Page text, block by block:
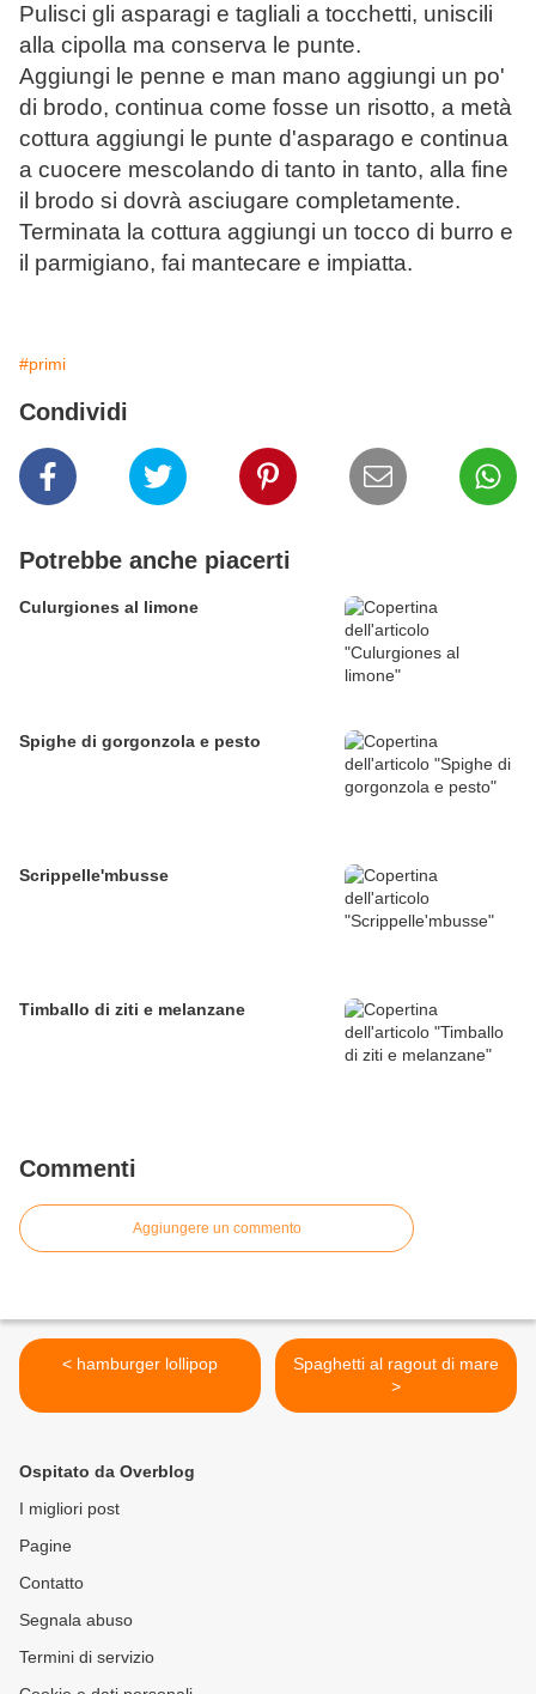
Pulisci gli asparagi e tagliali a tocchetti, uniscili
alla cipolla ma conserva le punte.
Aggiungi le penne e man mano aggiungi un po'
di brodo, continua come fosse un risotto, a metà
cottura aggiungi le punte d'asparago e continua
a cuocere mescolando di tanto in tanto, alla fine
il brodo si dovrà asciugare completamente.
Terminata la cottura aggiungi un tocco di burro e
il parmigiano, fai mantecare e impiatta.
#primi
Condividi
Potrebbe anche piacerti
Culurgiones al limone
Spighe di gorgonzola e pesto
Scrippelle'mbusse
Timballo di ziti e melanzane
Commenti
Aggiungere un commento
< hamburger lollipop
Spaghetti al ragout di mare
>
Ospitato da Overblog
I migliori post
Pagine
Contatto
Segnala abuso
Termini di servizio